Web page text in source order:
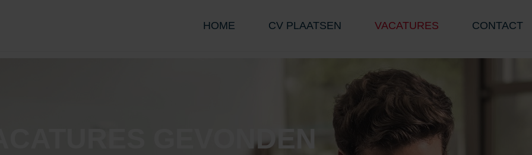
HOME CV PLAATSEN VACATURES CONTACT
GEVONDEN